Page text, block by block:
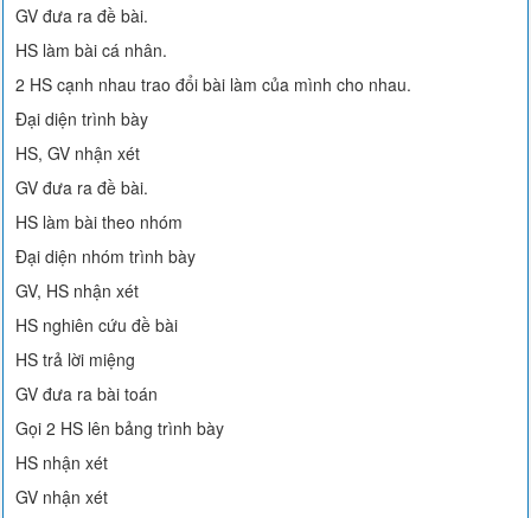
GV đưa ra đề bài.
HS làm bài cá nhân.
2 HS cạnh nhau trao đổi bài làm của mình cho nhau.
Đại diện trình bày
HS, GV nhận xét
GV đưa ra đề bài.
HS làm bài theo nhóm
Đại diện nhóm trình bày
GV, HS nhận xét
HS nghiên cứu đề bài
HS trả lời miệng
GV đưa ra bài toán
Gọi 2 HS lên bảng trình bày
HS nhận xét
GV nhận xét